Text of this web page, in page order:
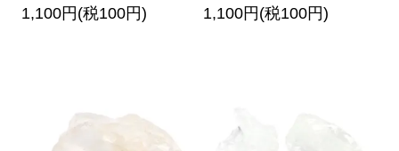
1,100円(税100円)
1,100円(税100円)